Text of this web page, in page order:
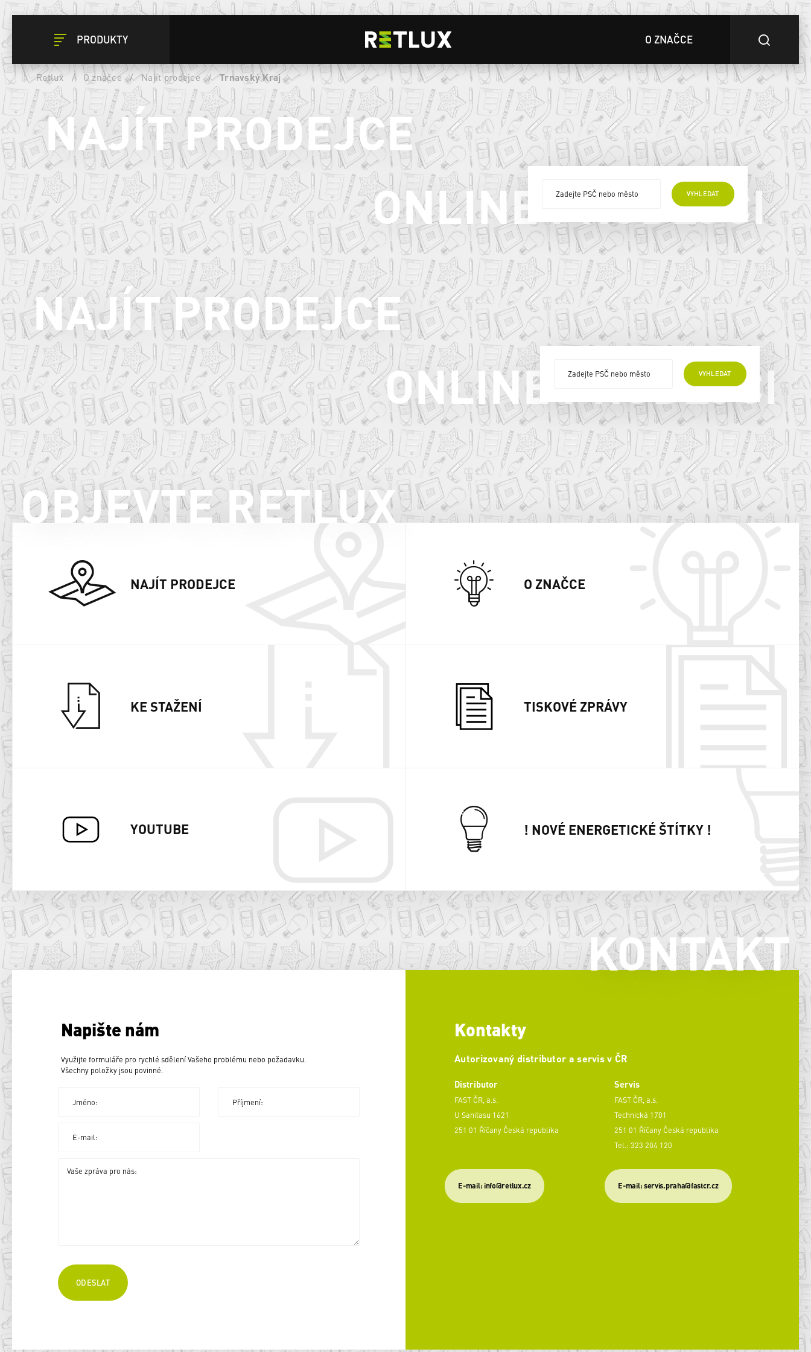
PRODUKTY O ZNAČCE
Retlux / O značce / Najít prodejce / Trnavský Kraj
NAJÍT PRODEJCE
VYHLEDAT
ONLINE PRODEJCI
NAJÍT PRODEJCE
VYHLEDAT
ONLINE PRODEJCI
OBJEVTE RETLUX
NAJÍT PRODEJCE O ZNAČCE
KE STAŽENÍ TISKOVÉ ZPRÁVY
YOUTUBE ! NOVÉ ENERGETICKÉ ŠTÍTKY !
KONTAKT
Napište nám
Využijte formuláře pro rychlé sdělení Vašeho problému nebo požadavku.
Všechny položky jsou povinné.
Kontakty
Autorizovaný distributor a servis v ČR
Distributor
FAST ČR, a.s.
U Sanitasu 1621
251 01 Říčany Česká republika
E-mail: info@retlux.cz
Servis
FAST ČR, a.s.
Technická 1701
251 01 Říčany Česká republika
Tel.: 323 204 120
​E-mail: servis.praha@fastcr.cz